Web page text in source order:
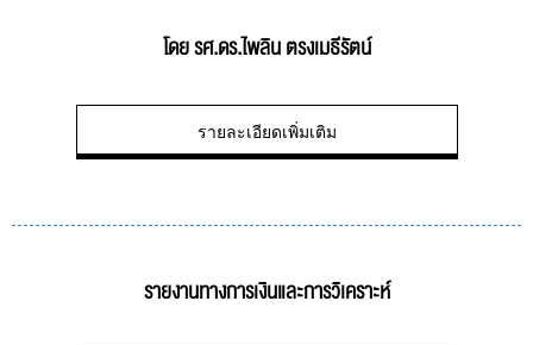
โดย รศ.ดร.ไพลิน ตรงเมธีรัตน์
รายละเอียดเพิ่มเติม
รายงานทางการเงินและการวิเคราะห์